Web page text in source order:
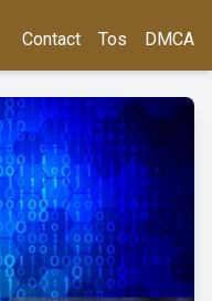
Contact Tos DMCA